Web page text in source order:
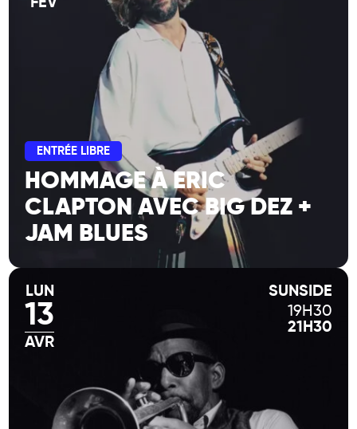
FÉV
ENTRÉE LIBRE
HOMMAGE À ERIC
CLAPTON AVEC BIG DEZ +
JAM BLUES
LUN
13
AVR
SUNSIDE
19H30
21H30